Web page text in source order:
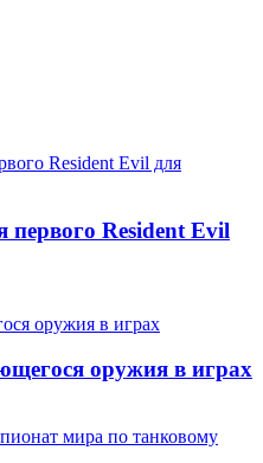
первого Resident Evil
оружия в играх